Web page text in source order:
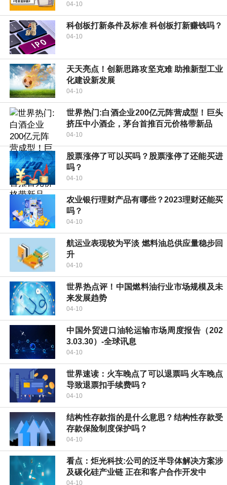
04-10
科创板打新条件及标准 科创板打新赚钱吗？
04-10
天天亮点！创新思路攻坚克难 助推新型工业
化建设新发展
04-10
世界热门:白酒企业200亿元阵营成型！巨头
挤压中小酒企，茅台首推百元价格带新品
04-10
股票涨停了可以买吗？股票涨停了还能买进
吗？
04-10
农业银行理财产品有哪些？2023理财还能买
吗？
04-10
航运业表现较为平淡 燃料油总供应量稳步回
升
04-10
世界热点评！中国燃料油行业市场规模及未
来发展趋势
04-10
中国外贸进口油轮运输市场周度报告（202
3.03.30）-全球讯息
04-10
世界速读：火车晚点了可以退票吗 火车晚点
导致退票扣手续费吗？
04-10
结构性存款指的是什么意思？结构性存款受
存款保险制度保护吗？
04-10
看点：炬光科技:公司的泛半导体解决方案涉
及碳化硅产业链 正在和客户合作开发中
04-10